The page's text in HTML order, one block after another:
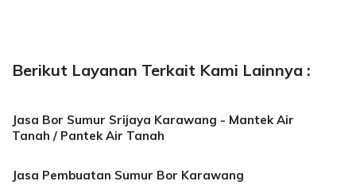
Berikut Layanan Terkait Kami Lainnya :
Jasa Bor Sumur Srijaya Karawang - Mantek Air
Tanah / Pantek Air Tanah
Jasa Pembuatan Sumur Bor Karawang